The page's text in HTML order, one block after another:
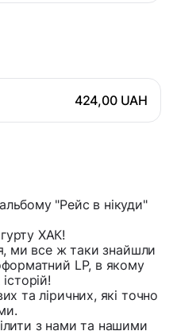
424,00 UAH
"Рейс в нікуди"
ХАК!
ми все ж таки знайшли
LP, в якому
та ліричних, які точно
з нами та нашими